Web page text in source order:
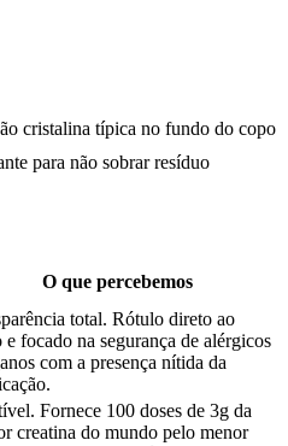
cristalina típica no fundo do copo
para não sobrar resíduo
O que percebemos
total. Rótulo direto ao
e focado na segurança de alérgicos
com a presença nítida da
Fornece 100 doses de 3g da
creatina do mundo pelo menor